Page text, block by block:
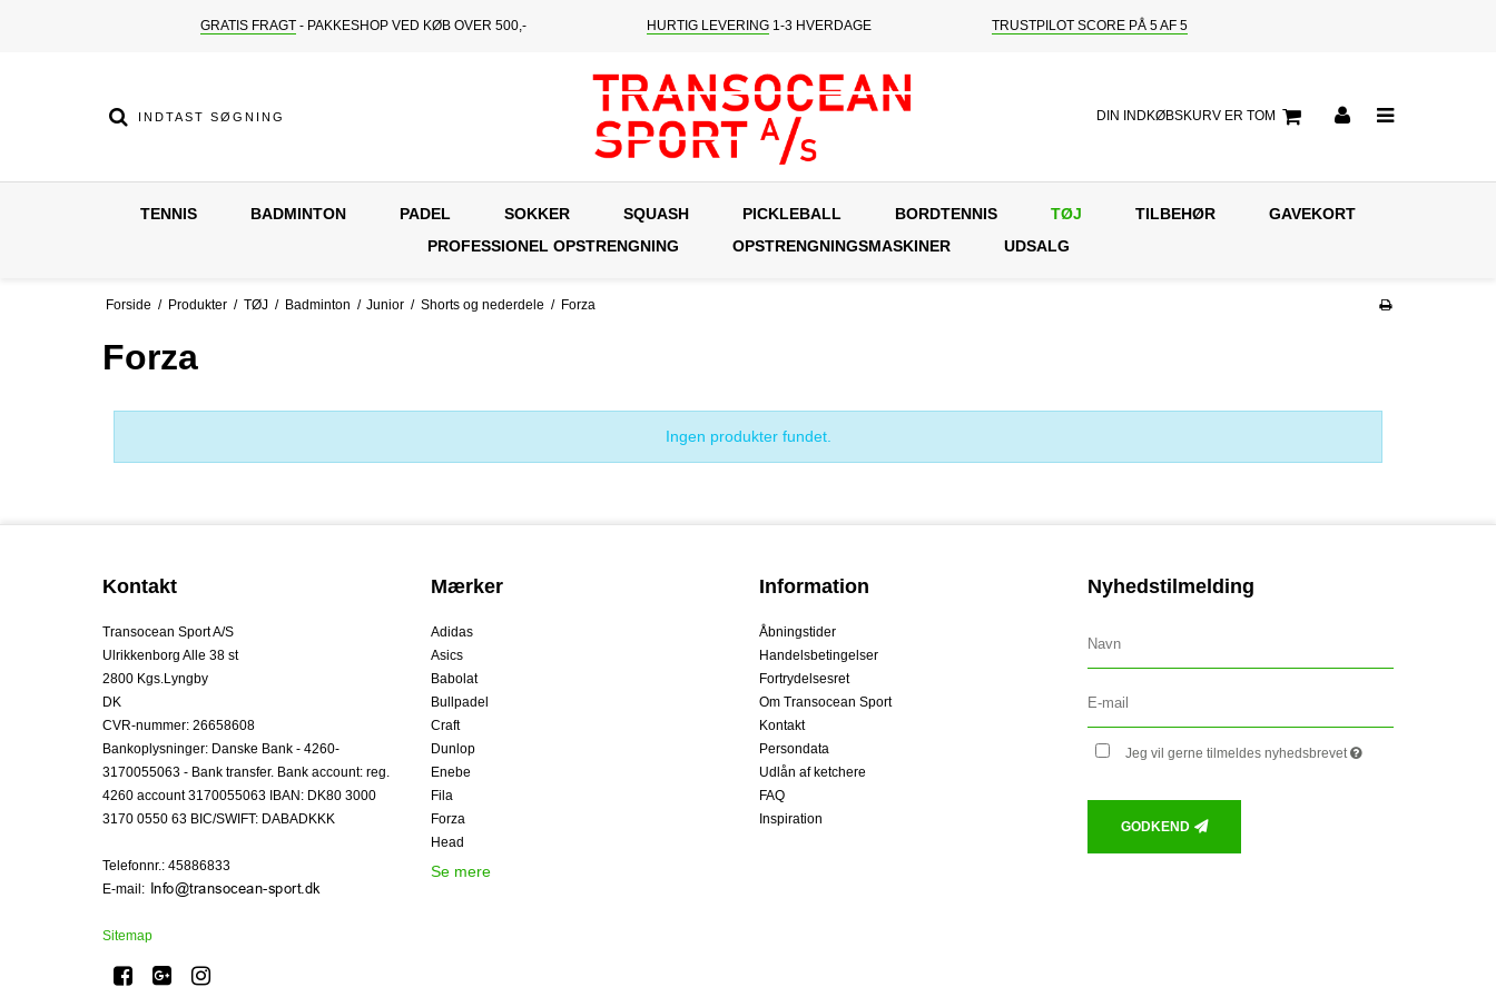
GRATIS FRAGT- PAKKESHOP VED KØB OVER 500,- HURTIG LEVERING1-3 HVERDAGE TRUSTPILOT SCORE PÅ 5 AF 5
DIN INDKØBSKURV ER TOM
TENNIS BADMINTON PADEL SOKKER SQUASH PICKLEBALL BORDTENNIS TØJ TILBEHØR
GAVEKORT
PROFESSIONEL OPSTRENGNING
OPSTRENGNINGSMASKINER UDSALG
Forside / Produkter / TØJ / Badminton / Junior / Shorts og nederdele / Forza
Forza
Ingen produkter fundet.
Kontakt
Transocean Sport A/S
Ulrikkenborg Alle 38 st
2800 Kgs.Lyngby
DK
CVR-nummer: 26658608
Bankoplysninger: Danske Bank - 4260-
3170055063 - Bank transfer. Bank account: reg.
4260 account 3170055063 IBAN: DK80 3000
3170 0550 63 BIC/SWIFT: DABADKKK
Telefonnr. : 45886833
E-mail:
Sitemap
Mærker
Adidas
Asics
Babolat
Bullpadel
Craft
Dunlop
Enebe
Fila
Forza
Head
Se mere
Information
Åbningstider
Handelsbetingelser
Fortrydelsesret
Om Transocean Sport
Kontakt
Persondata
Udlån af ketchere
FAQ
Inspiration
Nyhedstilmelding
Jeg vil gerne tilmeldes nyhedsbrevet
GODKEND